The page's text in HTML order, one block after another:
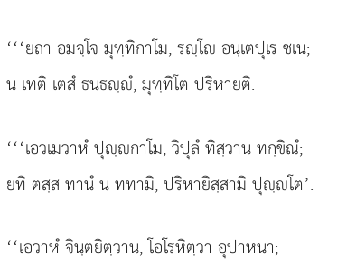
‘‘‘ยถา อมจฺโจ มุทฺทิกาโม, รฺโ อนฺเตปุเร ชเน;
น เทติ เตสํ ธนธฺํ, มุทฺทิโต ปริหายติ.
‘‘‘เอวเมวาหํ ปุฺกาโม, วิปุลํ ทิสฺวาน ทกฺขิณํ;
ยทิ ตสฺส ทานํ น ททามิ, ปริหายิสฺสามิ ปุฺโต’.
‘‘เอวาหํ จินฺตยิตฺวาน, โอโรหิตฺวา อุปาหนา;